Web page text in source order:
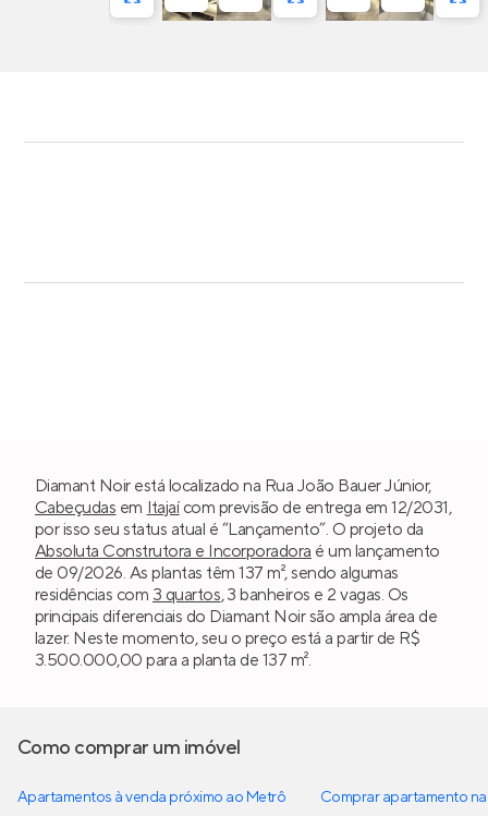
Diamant Noir está localizado na Rua João Bauer Júnior,
Cabeçudas em Itajaícom previsão de entrega em 12/2031,
por isso seu status atual é “Lançamento”. O projeto da
Absoluta Construtora e Incorporadora é um lançamento
de 09/2026. As plantas têm 137 m², sendo algumas
residências com 3 quartos, 3 banheiros e 2 vagas. Os
principais diferenciais do Diamant Noir são ampla área de
lazer. Neste momento, seu o preço está a partir de R$
3.500.000,00 para a planta de 137 m².
Como comprar um imóvel
Apartamentos à venda próximo ao Metrô
Comprar apartamento